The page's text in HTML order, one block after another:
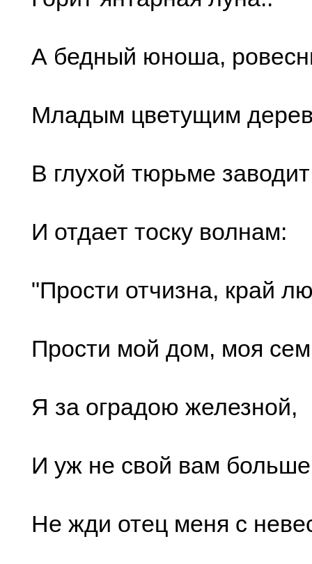
А бедный юноша,
Младым цветущим
В глухой тюрьме
И отдает тоску волнам:
"Прости отчизна, край
Прости мой дом, моя
Я за оградою железной,
И уж не свой вам
Не жди отец меня с